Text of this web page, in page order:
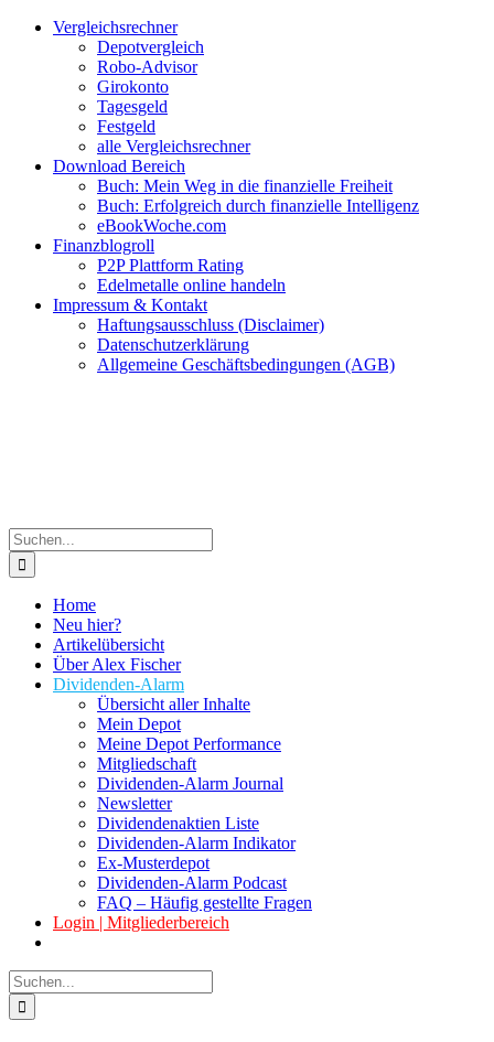
Zum
Facebook
Twitter
Instagram
Pinterest
YouTubeVergleichsrechner
Depotvergleich
Robo-Advisor
Girokonto
Tagesgeld
Festgeld
alle Vergleichsrechner
Download Bereich
Buch: Mein Weg in die finanzielle Freiheit
Buch: Erfolgreich durch finanzielle Intelligenz
eBookWoche.com
Finanzblogroll
P2P Plattform Rating
Edelmetalle online handeln
Impressum & Kontakt
Haftungsausschluss (Disclaimer)
Datenschutzerklärung
Allgemeine Geschäftsbedingungen (AGB)
Suche
nach:
Home
Neu hier?
Artikelübersicht
Über Alex Fischer
Dividenden-Alarm
Übersicht aller Inhalte
Mein Depot
Meine Depot Performance
Mitgliedschaft
Dividenden-Alarm Journal
Newsletter
Dividendenaktien Liste
Dividenden-Alarm Indikator
Ex-Musterdepot
Dividenden-Alarm Podcast
FAQ – Häufig gestellte Fragen
Login | Mitgliederbereich
Suche
nach: